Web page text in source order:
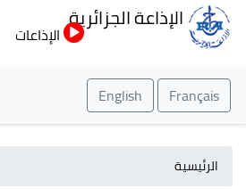
إلى
الإذاعة الجزائرية
الإذاعات
Français
English
الرئيسية